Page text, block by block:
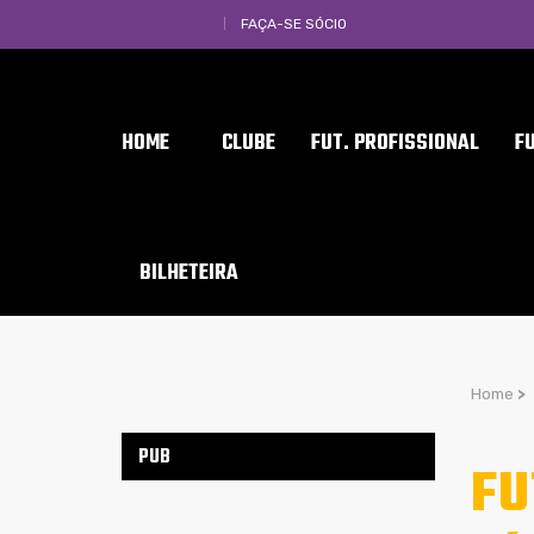
FAÇA-SE SÓCIO
HOME CLUBE FUT. PROFISSIONAL
BILHETEIRA
Home >
PUB